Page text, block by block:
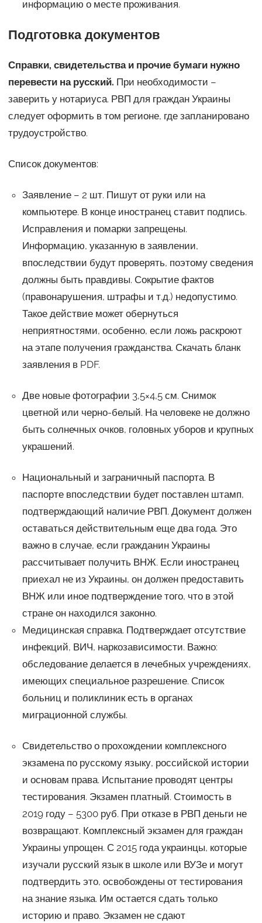
информацию о месте проживания.
Подготовка документов
Справки, свидетельства и прочие бумаги нужно
перевести на русский. При необходимости –
заверить у нотариуса. РВП для граждан Украины
следует оформить в том регионе, где запланировано
трудоустройство.
Список документов:
Заявление – 2 шт. Пишут от руки или на
компьютере. В конце иностранец ставит подпись.
Исправления и помарки запрещены.
Информацию, указанную в заявлении,
впоследствии будут проверять, поэтому сведения
должны быть правдивы. Сокрытие фактов
(правонарушения, штрафы и т.д.) недопустимо.
Такое действие может обернуться
неприятностями, особенно, если ложь раскроют
на этапе получения гражданства. Скачать бланк
заявления в PDF.
Две новые фотографии 3,5×4,5 см. Снимок
цветной или черно-белый. На человеке не должно
быть солнечных очков, головных уборов и крупных
украшений.
Национальный и заграничный паспорта. В
паспорте впоследствии будет поставлен штамп,
подтверждающий наличие РВП. Документ должен
оставаться действительным еще два года. Это
важно в случае, если гражданин Украины
рассчитывает получить ВНЖ. Если иностранец
приехал не из Украины, он должен предоставить
ВНЖ или иное подтверждение того, что в этой
стране он находился законно.
Медицинская справка. Подтверждает отсутствие
инфекций, ВИЧ, наркозависимости. Важно:
обследование делается в лечебных учреждениях,
имеющих специальное разрешение. Список
больниц и поликлиник есть в органах
миграционной службы.
Свидетельство о прохождении комплексного
экзамена по русскому языку, российской истории
и основам права. Испытание проводят центры
тестирования. Экзамен платный. Стоимость в
2019 году – 5300 руб. При отказе в РВП деньги не
возвращают. Комплексный экзамен для граждан
Украины упрощен. С 2015 года украинцы, которые
изучали русский язык в школе или ВУЗе и могут
подтвердить это, освобождены от тестирования
на знание языка. Им остается сдать только
историю и право. Экзамен не сдают